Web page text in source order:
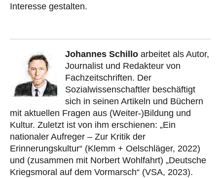
Interesse gestalten.
Johannes Schillo arbeitet als Autor,
Journalist und Redakteur von
Fachzeitschriften. Der
Sozialwissenschaftler beschäftigt
sich in seinen Artikeln und Büchern
mit aktuellen Fragen aus (Weiter-)Bildung und
Kultur. Zuletzt ist von ihm erschienen: „Ein
nationaler Aufreger – Zur Kritik der
Erinnerungskultur“ (Klemm + Oelschläger, 2022)
und (zusammen mit Norbert Wohlfahrt) „Deutsche
Kriegsmoral auf dem Vormarsch“ (VSA, 2023).